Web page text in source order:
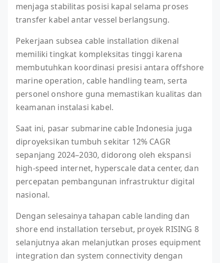
menjaga stabilitas posisi kapal selama proses
transfer kabel antar vessel berlangsung.
Pekerjaan subsea cable installation dikenal
memiliki tingkat kompleksitas tinggi karena
membutuhkan koordinasi presisi antara offshore
marine operation, cable handling team, serta
personel onshore guna memastikan kualitas dan
keamanan instalasi kabel.
Saat ini, pasar submarine cable Indonesia juga
diproyeksikan tumbuh sekitar 12% CAGR
sepanjang 2024–2030, didorong oleh ekspansi
high-speed internet, hyperscale data center, dan
percepatan pembangunan infrastruktur digital
nasional.
Dengan selesainya tahapan cable landing dan
shore end installation tersebut, proyek RISING 8
selanjutnya akan melanjutkan proses equipment
integration dan system connectivity dengan